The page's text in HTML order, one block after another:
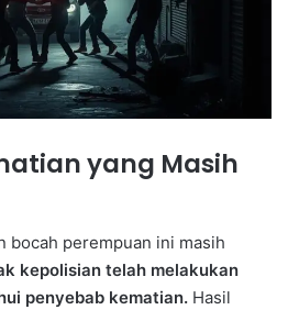
yang Masih
bocah perempuan ini masih
kepolisian telah melakukan
penyebab kematian. Hasil